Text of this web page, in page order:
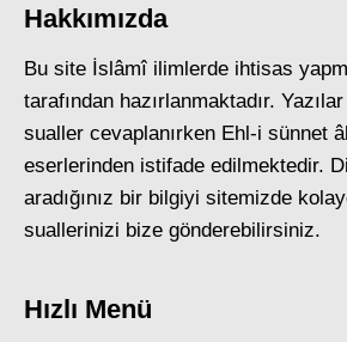
Hakkımızda
Bu site İslâmî ilimlerde ihtisas
tarafından hazırlanmaktadır.
sualler cevaplanırken Ehl-i sünnet
eserlerinden istifade edilmektedir.
aradığınız bir bilgiyi sitemizde
suallerinizi bize gönderebilirsiniz.
Hızlı Menü